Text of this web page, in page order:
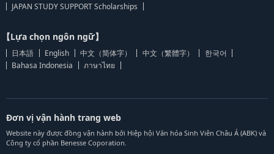
JAPAN STUDY SUPPORT Scholarships
【Lựa chọn ngôn ngữ】
日本語 English 中文（简体字） 中文（繁體字）
한국어
Bahasa Indonesia
ภาษาไทย
Đơn vị vận hành trang web
Website này được đồng vận hành bởi Hiệp hội Văn hóa Sinh Viên Châu Á (ABK) và
Công ty cổ phần Benesse Coporation.